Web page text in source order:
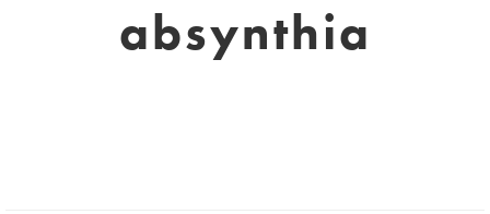
absynthia